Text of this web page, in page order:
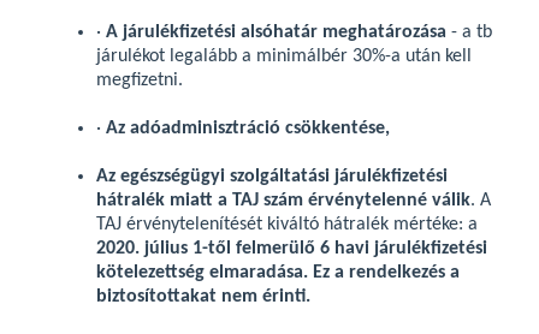
· A járulékfizetési alsóhatár meghatározása - a tb
járulékot legalább a minimálbér 30%-a után kell
megfizetni.
· Az adóadminisztráció csökkentése,
Az egészségügyi szolgáltatási járulékfizetési
hátralék miatt a TAJ szám érvénytelenné válik. A
TAJ érvénytelenítését kiváltó hátralék mértéke: a
2020. július 1-től felmerülő 6 havi járulékfizetési
kötelezettség elmaradása. Ez a rendelkezés a
biztosítottakat nem érinti.